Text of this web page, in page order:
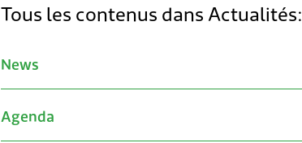
Tous les contenus dans Actualités:
News
Agenda